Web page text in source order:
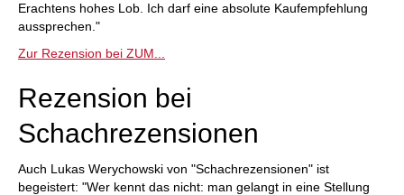
Erachtens hohes Lob. Ich darf eine absolute Kaufempfehlung
aussprechen."
Zur Rezension bei ZUM...
Rezension bei
Schachrezensionen
Auch Lukas Werychowski von "Schachrezensionen" ist
begeistert: "Wer kennt das nicht: man gelangt in eine Stellung